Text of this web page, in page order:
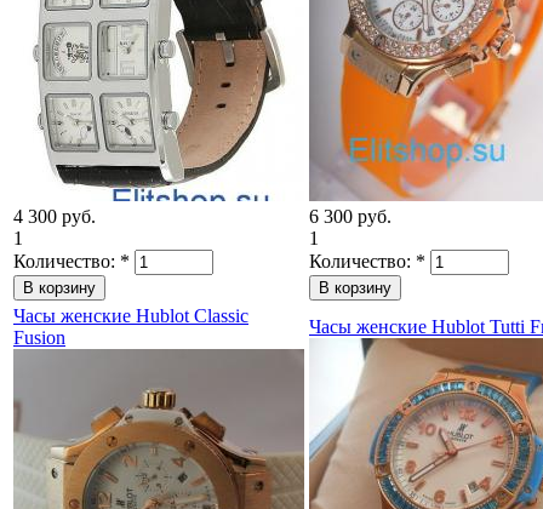
4 300 руб.
1
Количество: *
6 300 руб.
1
Количество: *
Часы женские Hublot Classic
Fusion
Часы женские Hublot Tutti